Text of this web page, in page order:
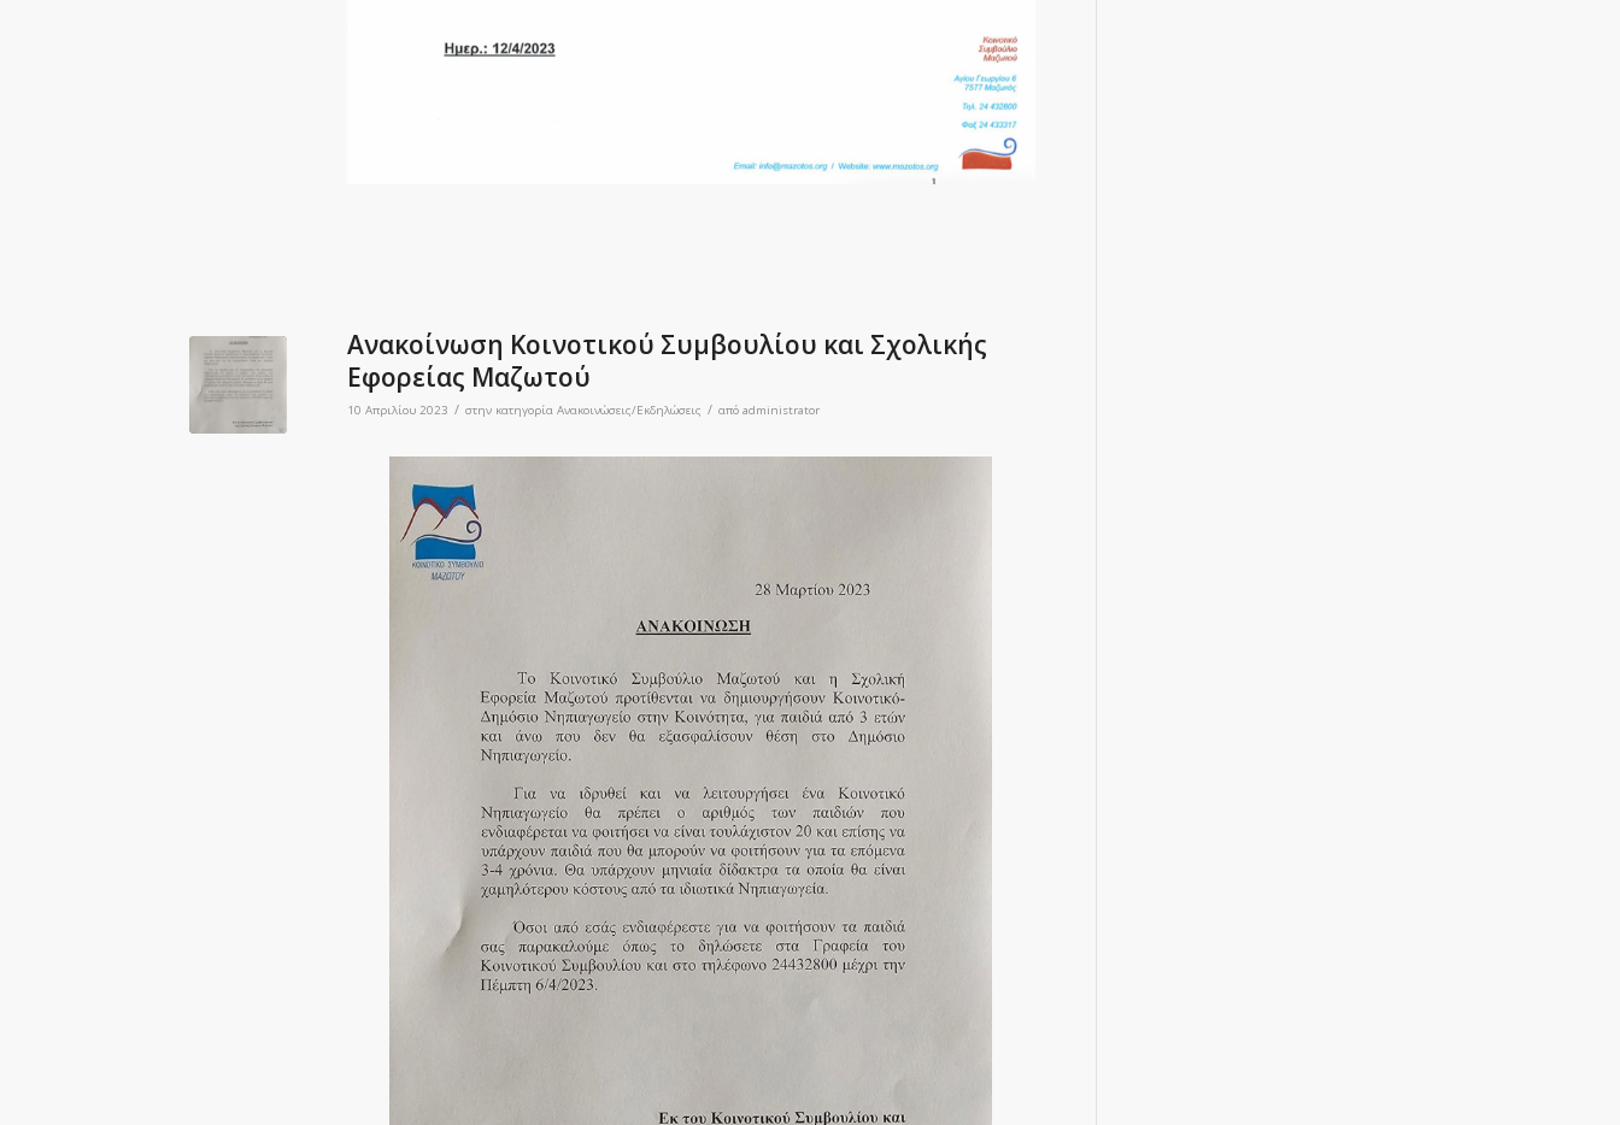
Ανακοίνωση Κοινοτικού Συμβουλίου και Σχολικής
Εφορείας Μαζωτού
10 Απριλίου 2023 / στην κατηγορία Ανακοινώσεις/Εκδηλώσεις / από administrator